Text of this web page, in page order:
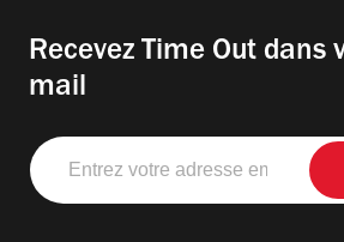
Recevez Time Out dans
mail
Entrez
votre
adresse